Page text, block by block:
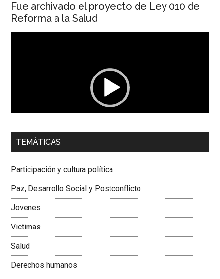
Fue archivado el proyecto de Ley 010 de
Reforma a la Salud
00:00 01:04
Dra. Carolina Corcho Mejía,Presidenta Corporación
Colombiana
TEMÁTICAS
Participación y cultura política
Paz, Desarrollo Social y Postconflicto
Jovenes
Victimas
Salud
Derechos humanos